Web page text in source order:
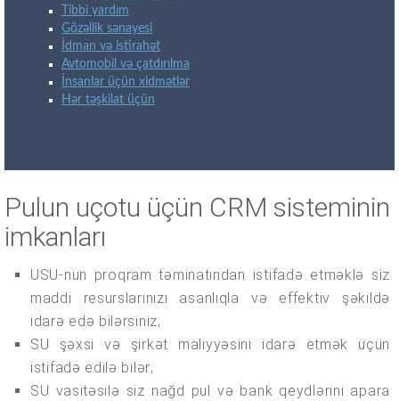
Tibbi yardım
Gözəllik sənayesi
İdman və istirahət
Avtomobil və çatdırılma
İnsanlar üçün xidmətlər
Hər təşkilat üçün
Pulun uçotu üçün CRM sisteminin
imkanları
USU-nun proqram təminatından istifadə etməklə siz
maddi resurslarınızı asanlıqla və effektiv şəkildə
idarə edə bilərsiniz;
SU şəxsi və şirkət maliyyəsini idarə etmək üçün
istifadə edilə bilər;
SU vasitəsilə siz nağd pul və bank qeydlərini apara